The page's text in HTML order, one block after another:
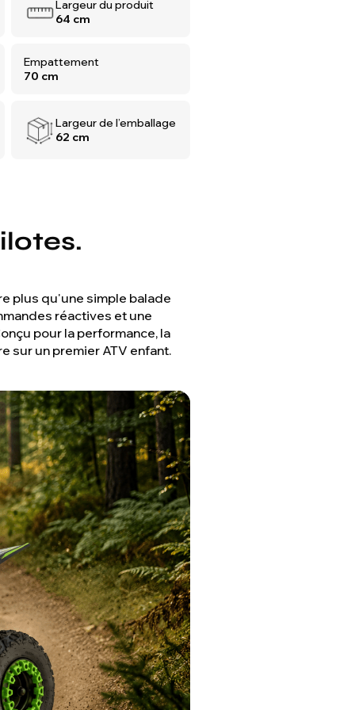
Largeur du produit
64 cm
Empattement
70 cm
Largeur de l’emballage
62 cm
plus qu'une simple balade
réactives et une
pour la performance, la
sur un premier ATV enfant.